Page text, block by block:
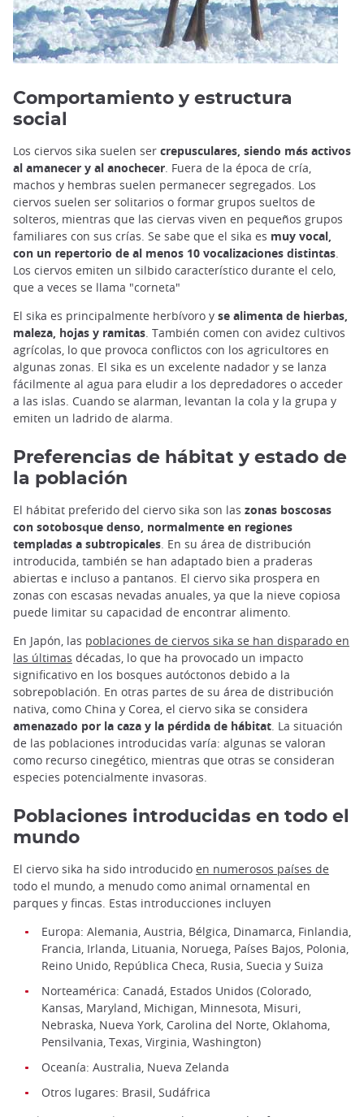
Comportamiento y estructura
social
Los ciervos sika suelen ser crepusculares, siendo más activos
al amanecer y al anochecer . Fuera de la época de cría,
machos y hembras suelen permanecer segregados. Los
ciervos suelen ser solitarios o formar grupos sueltos de
solteros, mientras que las ciervas viven en pequeños grupos
familiares con sus crías. Se sabe que el sika es muy vocal,
con un repertorio de al menos 10 vocalizaciones distintas
Los ciervos emiten un silbido característico durante el celo,
que a veces se llama "corneta"
El sika es principalmente herbívoro y se alimenta de hierbas,
maleza, hojas y ramitas . También comen con avidez cultivos
agrícolas, lo que provoca conflictos con los agricultores en
algunas zonas. El sika es un excelente nadador y se lanza
fácilmente al agua para eludir a los depredadores o acceder
a las islas. Cuando se alarman, levantan la cola y la grupa y
emiten un ladrido de alarma.
Preferencias de hábitat y estado de
la población
El hábitat preferido del ciervo sika son las zonas boscosas
con sotobosque denso, normalmente en regiones
templadas a subtropicales . En su área de distribución
introducida, también se han adaptado bien a praderas
abiertas e incluso a pantanos. El ciervo sika prospera en
zonas con escasas nevadas anuales, ya que la nieve copiosa
puede limitar su capacidad de encontrar alimento.
En Japón, las poblaciones de ciervos sika se han disparado en
las últimas décadas, lo que ha provocado un impacto
significativo en los bosques autóctonos debido a la
sobrepoblación. En otras partes de su área de distribución
nativa, como China y Corea, el ciervo sika se considera
amenazado por la caza y la pérdida de hábitat. La situación
de las poblaciones introducidas varía: algunas se valoran
como recurso cinegético, mientras que otras se consideran
especies potencialmente invasoras.
Poblaciones introducidas en todo el
mundo
El ciervo sika ha sido introducido en numerosos países de
todo el mundo, a menudo como animal ornamental en
parques y fincas. Estas introducciones incluyen
Europa: Alemania, Austria, Bélgica, Dinamarca, Finlandia,
Francia, Irlanda, Lituania, Noruega, Países Bajos, Polonia,
Reino Unido, República Checa, Rusia, Suecia y Suiza
Norteamérica: Canadá, Estados Unidos (Colorado,
Kansas, Maryland, Michigan, Minnesota, Misuri,
Nebraska, Nueva York, Carolina del Norte, Oklahoma,
Pensilvania, Texas, Virginia, Washington)
Oceanía: Australia, Nueva Zelanda
Otros lugares: Brasil, Sudáfrica